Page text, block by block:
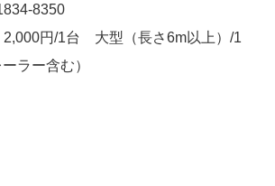
8350
円/1台 大型（長さ6m以上）/1
ラー含む）